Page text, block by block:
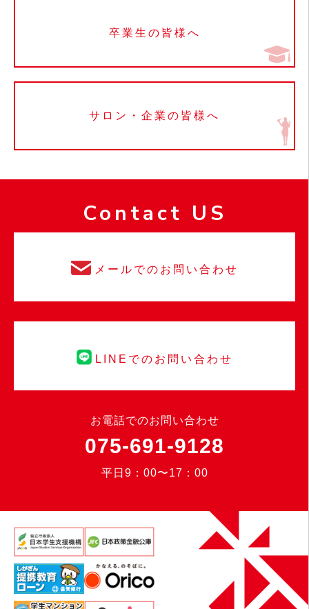
卒業生の皆様へ
サロン・企業の皆様へ
Contact US
メールでのお問い合わせ
LINEでのお問い合わせ
お電話でのお問い合わせ
075-691-9128
平日9：00〜17：00